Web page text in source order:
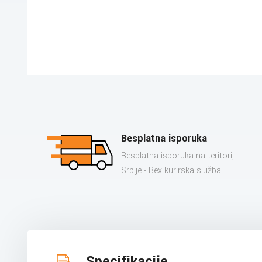
Besplatna isporuka
Besplatna isporuka na teritoriji
Srbije - Bex kurirska služba